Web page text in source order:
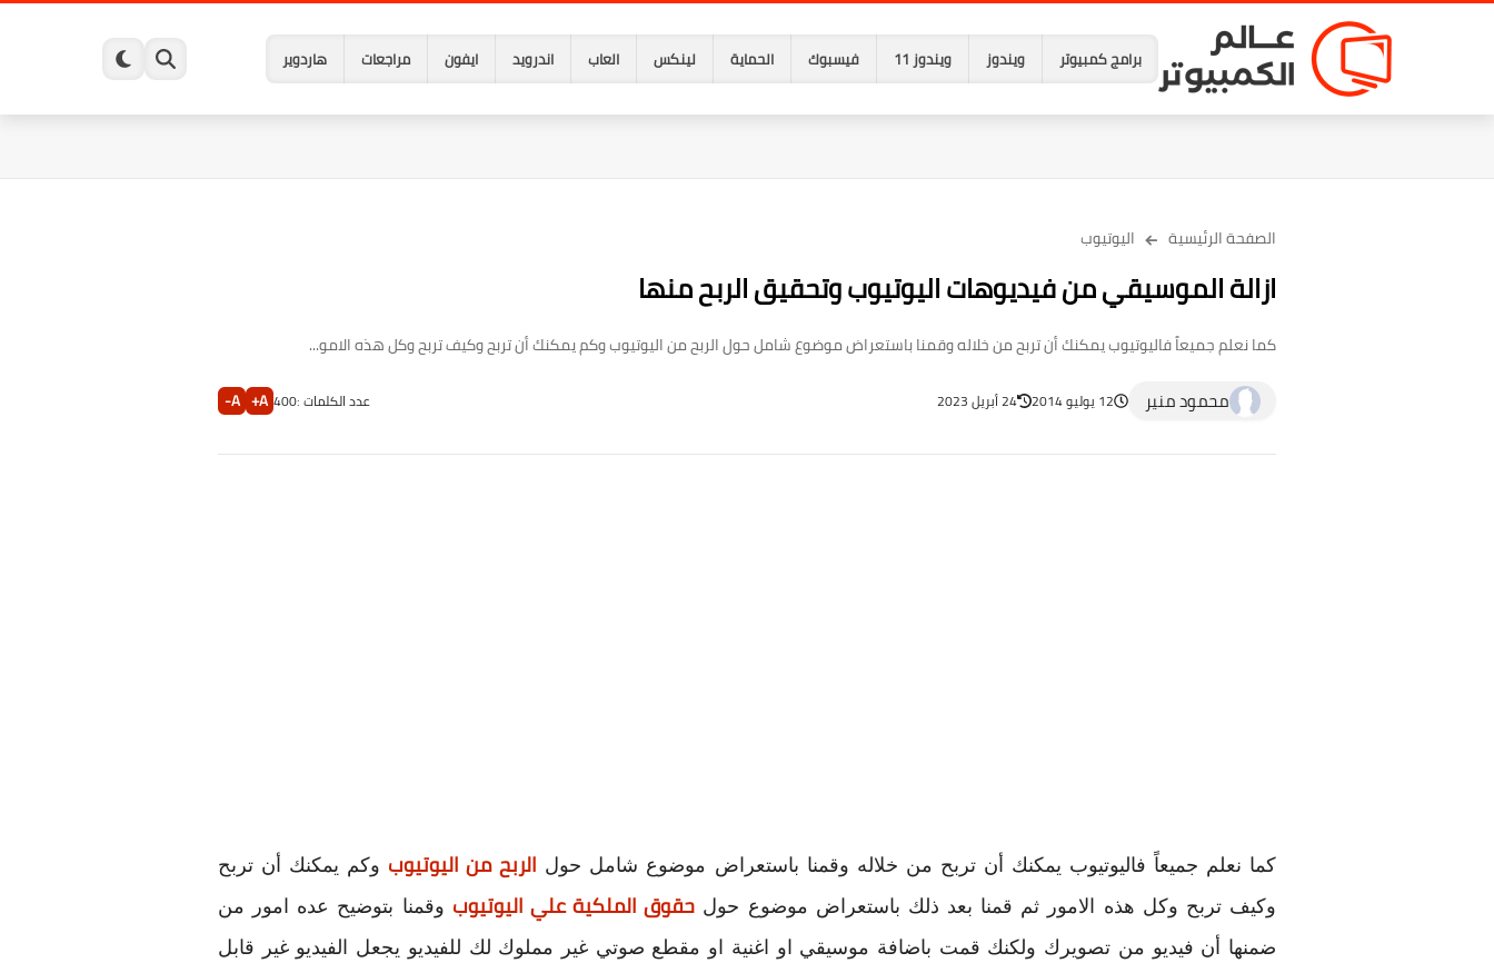
برامج كمبيوتر ويندوز ويندوز 11 فيسبوك الحماية لينكس العاب اندرويد ايفون مراجعات هاردوير
الصفحة الرئيسية اليوتيوب
ازالة الموسيقي من فيديوهات اليوتيوب وتحقيق الربح منها
كما نعلم جميعاً فاليوتيوب يمكنك أن تربح من خلاله وقمنا باستعراض موضوع شامل حول الربح من اليوتيوب وكم يمكنك أن تربح وكيف تربح وكل هذه الامو...
محمود منير 12 يوليو 2014 24 أبريل 2023 عدد الكلمات :400
A+
A-
كما نعلم جميعاً فاليوتيوب يمكنك أن تربح من خلاله وقمنا باستعراض موضوع شامل حول الربح من اليوتيوب وكم يمكنك أن تربح
وكيف تربح وكل هذه الامور ثم قمنا بعد ذلك باستعراض موضوع حول حقوق الملكية علي اليوتيوب وقمنا بتوضيح عده امور من
ضمنها أن فيديو من تصويرك ولكنك قمت باضافة موسيقي او اغنية او مقطع صوتي غير مملوك لك للفيديو يجعل الفيديو غير قابل